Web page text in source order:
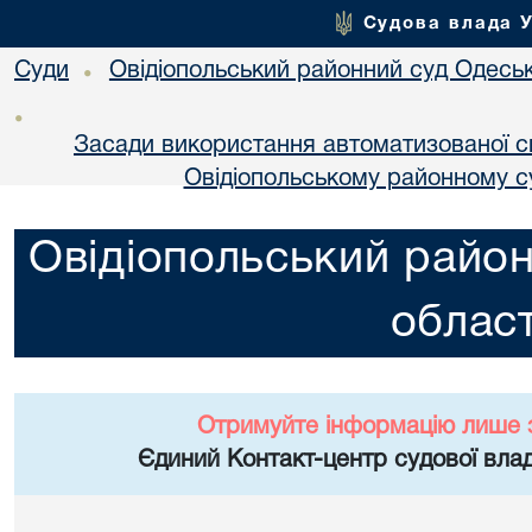
Судова влада
Суди • Овідіопольський районний суд
•
Засади використання автоматизованої
Овідіопольському районному
Овідіопольський
Отримуйте інформацію лише
Єдиний Контакт-центр судової